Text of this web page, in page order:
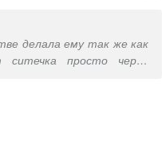
делала ему так же как
просто через
нежным.